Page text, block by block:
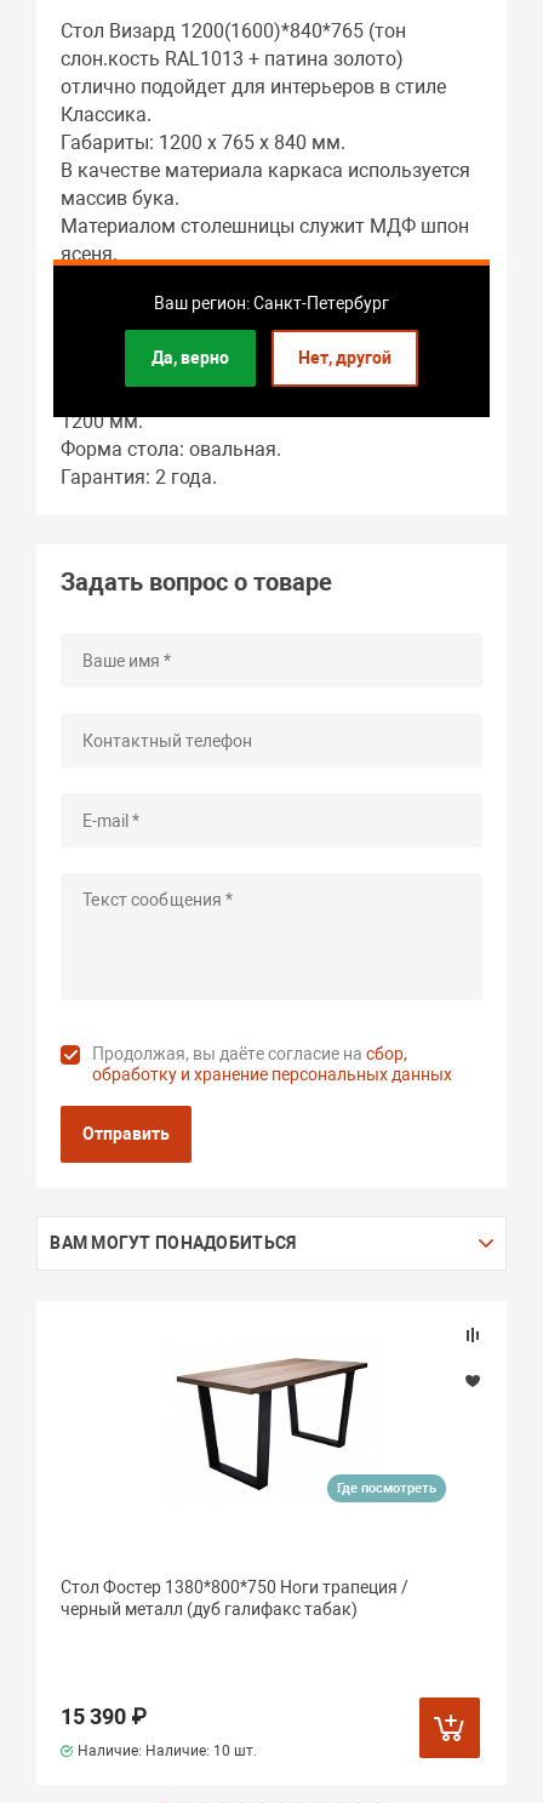
Ваш регион: Санкт-Петербург
Да, верно Нет, другой
Стол Визард 1200(1600)*840*765 (тон
слон.кость RAL1013 + патина золото)
отлично подойдет для интерьеров в стиле
Классика.
Габариты: 1200 x 765 x 840 мм.
В качестве материала каркаса используется
массив бука.
Материалом столешницы служит МДФ шпон
ясеня.
Гостиная – это основное предназначение
этого предмета мебели.
Длина стола в разложенном виде: 1600 мм.
В собранном виде длина стола составляет:
1200 мм.
Форма стола: овальная.
Гарантия: 2 года.
Задать вопрос о товаре
Продолжая, вы даёте согласие насбор,
обработку и хранение персональных данных
Отправить
ВАМ МОГУТ ПОНАДОБИТЬСЯ
Где посмотреть
Стол Фостер 1380*800*750 Ноги трапеция /
черный металл (дуб галифакс табак)
15 390 ₽
Наличие: Наличие: 10 шт.